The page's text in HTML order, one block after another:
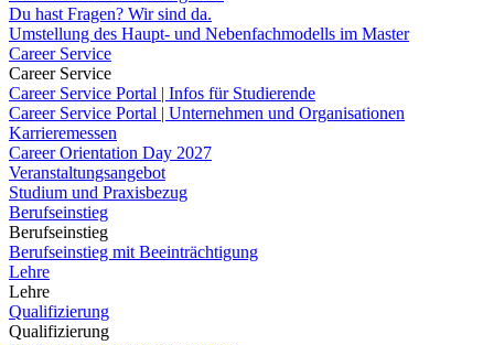
Du hast Fragen? Wir sind da.
Umstellung des Haupt- und Nebenfachmodells im Master
Career Service
Career Service
Career Service Portal | Infos für Studierende
Career Service Portal | Unternehmen und Organisationen
Karrieremessen
Career Orientation Day 2027
Veranstaltungsangebot
Studium und Praxisbezug
Berufseinstieg
Berufseinstieg
Berufseinstieg mit Beeinträchtigung
Lehre
Lehre
Qualifizierung
Qualifizierung